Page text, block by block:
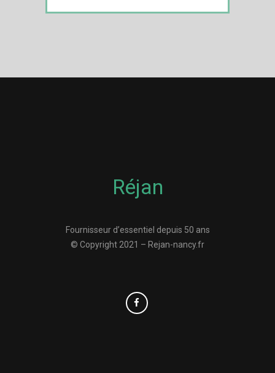
Réjan
Fournisseur d’essentiel depuis 50 ans
© Copyright 2021 – Rejan-nancy.fr